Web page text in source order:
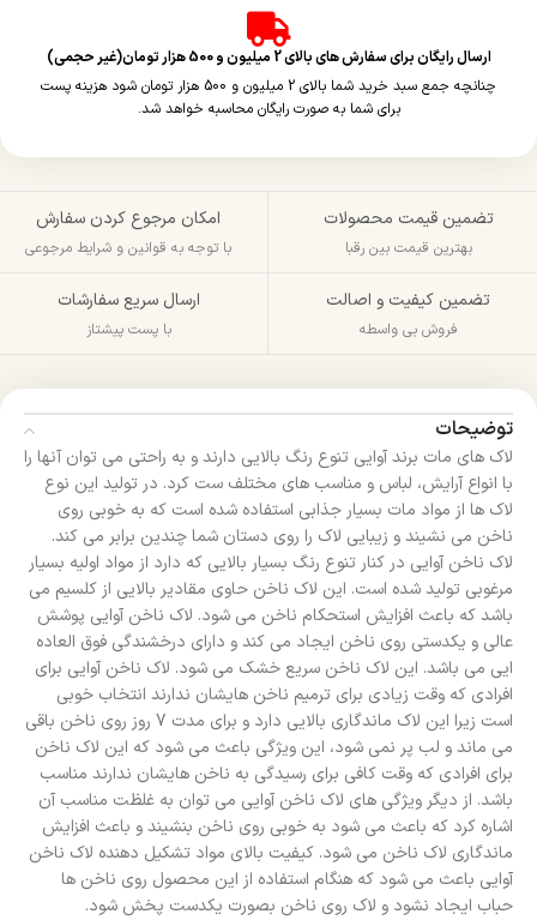
ارسال رایگان برای سفارش های بالای 2 میلیون و 500 هزار تومان(غیر حجمی)
چنانچه جمع سبد خرید شما بالای 2 میلیون و 500 هزار تومان شود هزینه پست
برای شما به صورت رایگان محاسبه خواهد شد.
تضمین قیمت محصولات
بهترین قیمت بین رقبا
امکان مرجوع کردن سفارش
با توجه به قوانین و شرایط مرجوعی
تضمین کیفیت و اصالت
فروش بی واسطه
ارسال سریع سفارشات
با پست پیشتاز
توضیحات
لاک های مات برند آوایی تنوع رنگ بالایی دارند و به راحتی می توان آنها را
با انواع آرایش، لباس و مناسب های مختلف ست کرد. در تولید این نوع
لاک ها از مواد مات بسیار جذابی استفاده شده است که به خوبی روی
ناخن می نشیند و زیبایی لاک را روی دستان شما چندین برابر می کند.
لاک ناخن آوایی در کنار تنوع رنگ بسیار بالایی که دارد از مواد اولیه بسیار
مرغوبی تولید شده است. این لاک ناخن حاوی مقادیر بالایی از کلسیم می
باشد که باعث افزایش استحکام ناخن می شود. لاک ناخن آوایی پوشش
عالی و یکدستی روی ناخن ایجاد می کند و دارای درخشندگی فوق العاده
ایی می باشد. این لاک ناخن سریع خشک می شود. لاک ناخن آوایی برای
افرادی که وقت زیادی برای ترمیم ناخن هایشان ندارند انتخاب خوبی
است زیرا این لاک ماندگاری بالایی دارد و برای مدت 7 روز روی ناخن باقی
می ماند و لب پر نمی شود، این ویژگی باعث می شود که این لاک ناخن
برای افرادی که وقت کافی برای رسیدگی به ناخن هایشان ندارند مناسب
باشد. از دیگر ویژگی های لاک ناخن آوایی می توان به غلظت مناسب آن
اشاره کرد که باعث می شود به خوبی روی ناخن بنشیند و باعث افزایش
ماندگاری لاک ناخن می شود. کیفیت بالای مواد تشکیل دهنده لاک ناخن
آوایی باعث می شود که هنگام استفاده از این محصول روی ناخن ها
حباب ایجاد نشود و لاک روی ناخن بصورت یکدست پخش شود.